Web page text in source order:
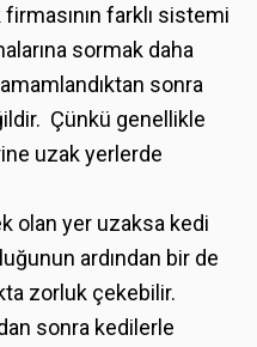
farklı sistemi
sormak daha
sonra
Çünkü genellikle
uzak yerlerde
olan yer uzaksa kedi
ardından bir de
zorluk çekebilir.
sonra kedilerle